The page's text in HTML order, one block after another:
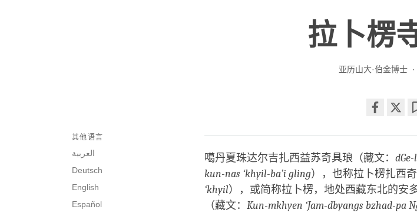
拉卜楞
亚历山大·伯金博士
on
facebook
其他语言
العربية
Deutsch
English
Español
噶丹夏珠达尔吉扎西益苏奇具琅（藏文：
kun-nas ‘khyil-ba’i gling），也称拉卜楞扎西奇
‘khyil），或简称拉卜楞，地处西藏东北的安
（藏文： Kun-mkhyen ‘Jam-dbyangs bzhad-pa